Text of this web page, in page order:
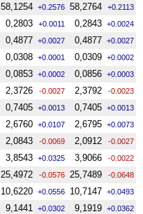
58,1254 +0.2576 58,2764 +0.2113
0,2803 +0.0011 0,2843 +0.0024
0,4877 +0.0027 0,4877 +0.0027
0,0308 +0.0001 0,0309 +0.0002
0,0853 +0.0002 0,0856 +0.0003
2,3726 -0.0027 2,3792 -0.0023
0,7405 +0.0013 0,7405 +0.0013
2,6760 +0.0107 2,6795 +0.0073
2,0843 -0.0069 2,0912 -0.0027
3,8543 +0.0325 3,9066 -0.0022
25,4972 -0.0576 25,7489 -0.0648
10,6220 +0.0556 10,7147 +0.0493
9,1441 +0.0302 9,1919 +0.0362